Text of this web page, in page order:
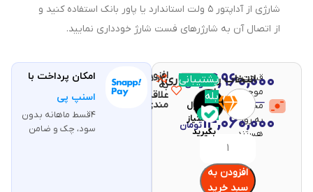
شارژی از آداپتور ۵ ولت استاندارد یا پاور بانک استفاده کنید و
از اتصال آن به شارژرهای فست شارژ خودداری نمایید.
قیمت و
موجودی
محصولات
به روز
هستند.
۴,۹۶۰,۰۰۰تومان
–
۱۴,۰۶۰,۰۰۰تومان
انتخاب رنگ (اجباری)
افزودن به
سبد خرید
با خرید
این
محصول
۹۹ امتیاز
بگیرید
پشتیبانی
بله
افزودن
به
علاقه
مندی
مقایسه
امکان پرداخت با
اسنپ پی
۴قسط ماهانه بدون
سود، چک و ضامن